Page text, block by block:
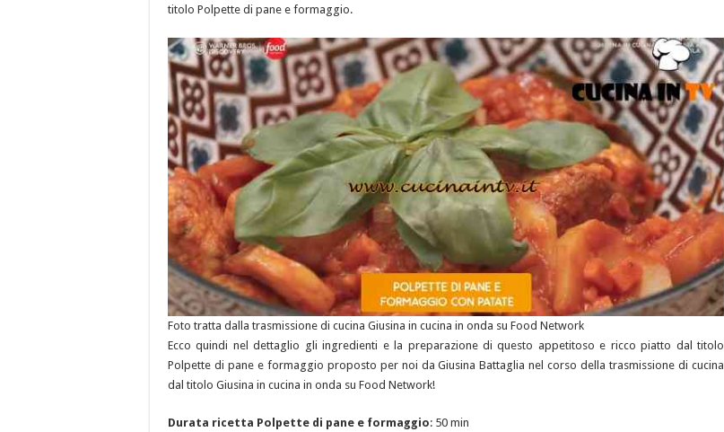
titolo Polpette di pane e formaggio.
Foto tratta dalla trasmissione di cucina Giusina in cucina in onda su Food Network
Ecco quindi nel dettaglio gli ingredienti e la preparazione di questo appetitoso e ricco piatto dal titolo
Polpette di pane e formaggio proposto per noi da Giusina Battaglia nel corso della trasmissione di cucina
dal titolo Giusina in cucina in onda su Food Network!
Durata ricetta Polpette di pane e formaggio: 50 min